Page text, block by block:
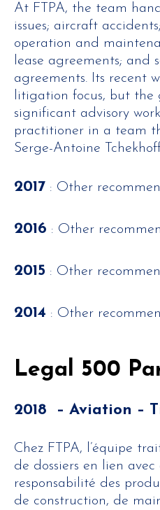
At FTPA, the team
issues; aircraft
operation and
lease agreements; and
agreements. Its recent
litigation focus, but the
significant advisory
practitioner in a team
Serge-Antoine
2017 : Other
2016 : Other
2015 : Other
2014 : Other
Legal 500
2018 – Aviation –
Chez FTPA, l’équipe
de dossiers en lien
responsabilité des
de construction, de